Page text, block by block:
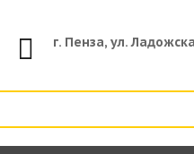
г. Пенза, ул.